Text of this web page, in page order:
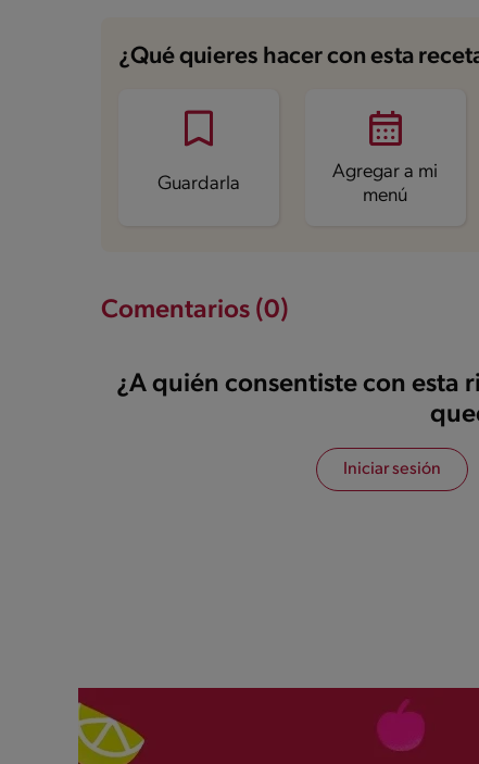
¿Qué quieres hacer con esta
Guardarla
Agregar a mi
menú
Comentarios (0)
¿A quién consentiste con esta
Iniciar sesión